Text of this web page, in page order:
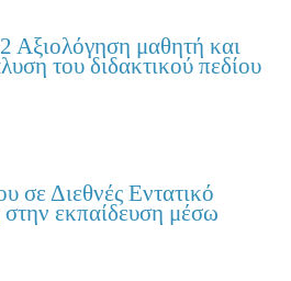
Αξιολόγηση μαθητή και
του διδακτικού πεδίου
σε Διεθνές Εντατικό
εκπαίδευση μέσω